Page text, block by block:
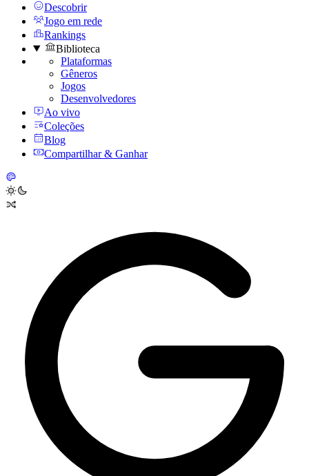
Descobrir
Jogo em rede
Rankings
Biblioteca
Plataformas
Gêneros
Jogos
Desenvolvedores
Ao vivo
Coleções
Blog
Compartilhar & Ganhar